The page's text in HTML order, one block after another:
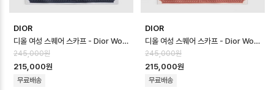
DIOR
디올 여성 스퀘어 스카프 - Dior Womens Square Scarf - acc8737…
245,000원
215,000원
무료배송
DIOR
디올 여성 스퀘어 스카프 - Dior Womens Square Scarf - acc8736…
245,000원
215,000원
무료배송